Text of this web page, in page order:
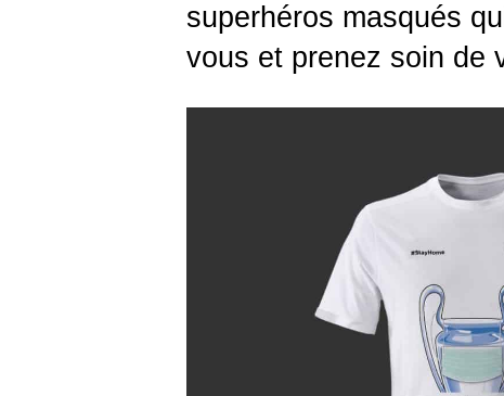
superhéros masqués
vous et prenez soin de